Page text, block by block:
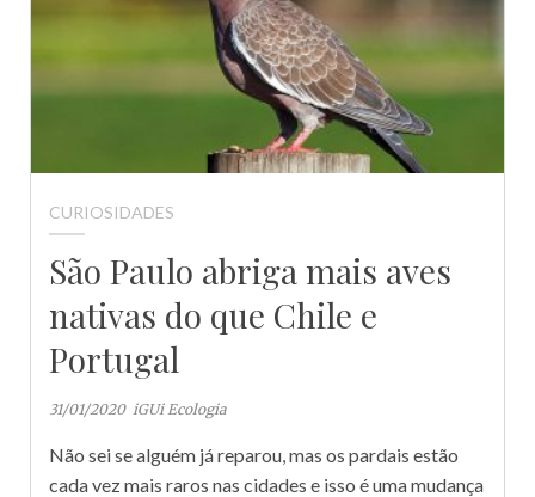
CURIOSIDADES
São Paulo abriga mais aves
nativas do que Chile e
Portugal
31/01/2020 iGUi Ecologia
Não sei se alguém já reparou, mas os pardais estão
cada vez mais raros nas cidades e isso é uma mudança